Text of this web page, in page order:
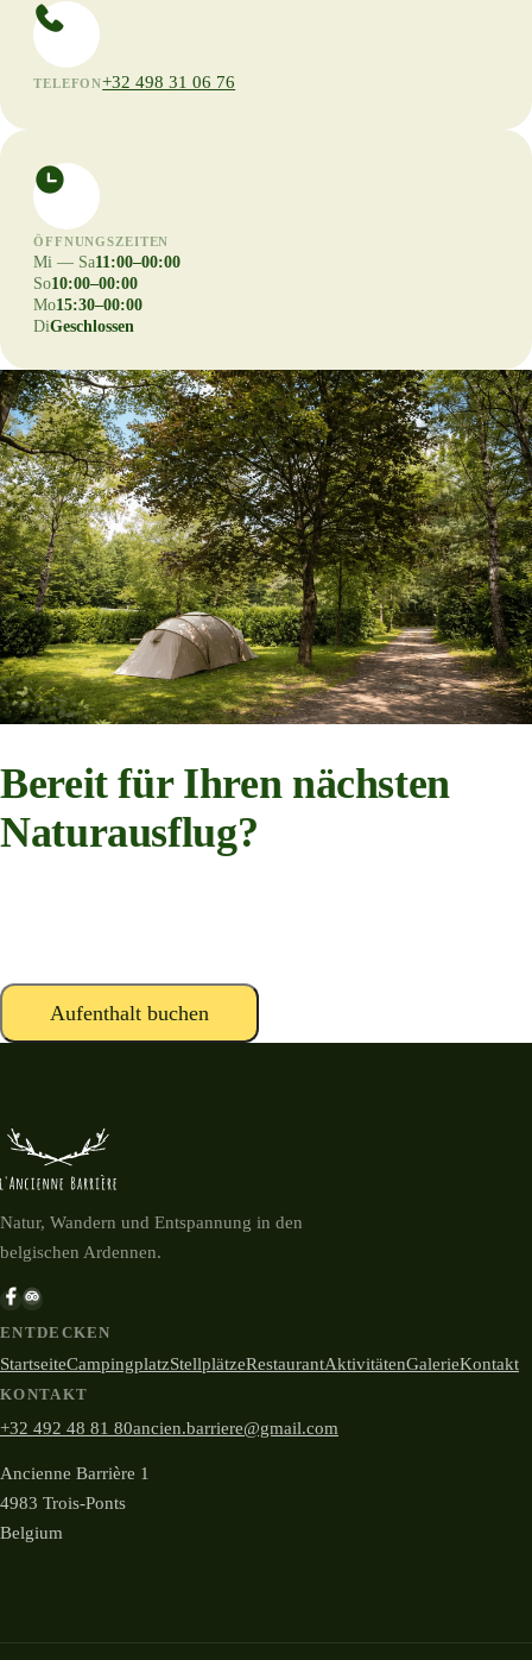
TELEFON+32 498 31 06 76
ÖFFNUNGSZEITEN
Mi — Sa11:00–00:00
So10:00–00:00
Mo15:30–00:00
DiGeschlossen
Bereit für Ihren nächsten
Naturausflug?
Aufenthalt buchen
Natur, Wandern und Entspannung in den
belgischen Ardennen.
ENTDECKEN
StartseiteCampingplatzStellplätzeRestaurantAktivitätenGalerieKontakt
KONTAKT
+32 492 48 81 80ancien.barriere@gmail.com
Ancienne Barrière 1
4983 Trois-Ponts
Belgium